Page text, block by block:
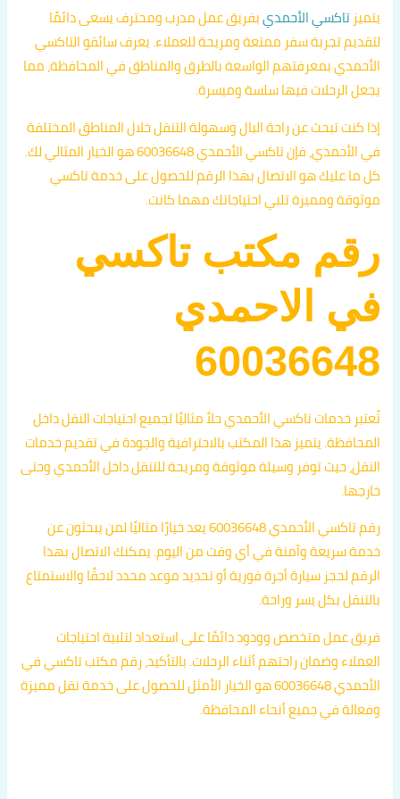
يتميزتاكسي الأحمديبفريق عمل مدرب ومحترف يسعى دائمًا
لتقديم تجربة سفر ممتعة ومريحة للعملاء. يعرف سائقو التاكسي
الأحمدي بمعرفتهم الواسعة بالطرق والمناطق في المحافظة، مما
يجعل الرحلات فيها سلسة وميسرة.
إذا كنت تبحث عن راحة البال وسهولة التنقل خلال المناطق المختلفة
في الأحمدي، فإن تاكسي الأحمدي 60036648 هو الخيار المثالي لك.
كل ما عليك هو الاتصال بهذا الرقم للحصول على خدمة تاكسي
موثوقة ومميزة تلبي احتياجاتك مهما كانت.
رقم مكتب تاكسي
في الاحمدي
60036648
تُعتبر خدمات تاكسي الأحمدي حلاً مثاليًا لجميع احتياجات النقل داخل
المحافظة. يتميز هذا المكتب بالاحترافية والجودة في تقديم خدمات
النقل، حيث توفر وسيلة موثوقة ومريحة للتنقل داخل الأحمدي وحتى
خارجها.
رقم تاكسي الأحمدي 60036648 يعد خيارًا مثاليًا لمن يبحثون عن
خدمة سريعة وآمنة في أي وقت من اليوم. يمكنك الاتصال بهذا
الرقم لحجز سيارة أجرة فورية أو تحديد موعد محدد لاحقًا والاستمتاع
بالتنقل بكل يسر وراحة.
فريق عمل متخصص وودود دائمًا على استعداد لتلبية احتياجات
العملاء وضمان راحتهم أثناء الرحلات. بالتأكيد، رقم مكتب تاكسي في
الأحمدي 60036648 هو الخيار الأمثل للحصول على خدمة نقل مميزة
وفعالة في جميع أنحاء المحافظة.